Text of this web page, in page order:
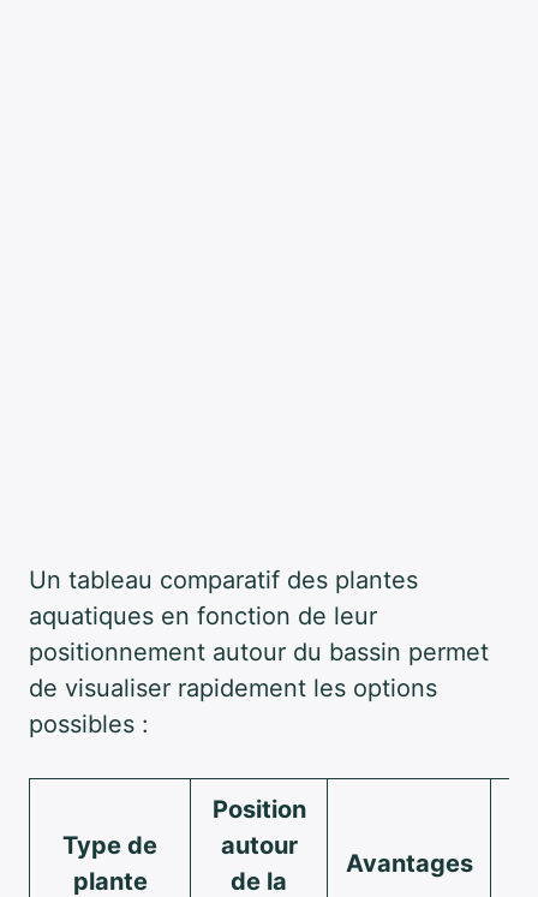
Un tableau comparatif des plantes
aquatiques en fonction de leur
positionnement autour du bassin permet
de visualiser rapidement les options
possibles :
Type de
plante
Position
autour
de la
Avantages